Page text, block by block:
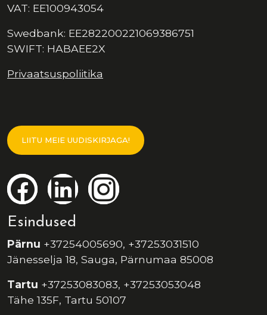
VAT: EE100943054
Swedbank: EE282200221069386751
SWIFT: HABAEE2X
Privaatsuspoliitika
LIITU MEIE UUDISKIRJAGA!
Esindused
Pärnu +37254005690, +37253031510
Jänesselja 18, Sauga, Pärnumaa 85008
Tartu +37253083083, +37253053048
Tähe 135F, Tartu 50107